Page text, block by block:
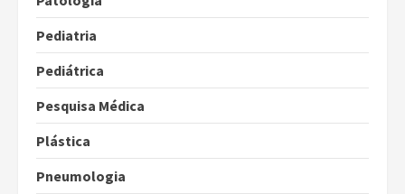
Pediatria
Pediátrica
Pesquisa Médica
Plástica
Pneumologia